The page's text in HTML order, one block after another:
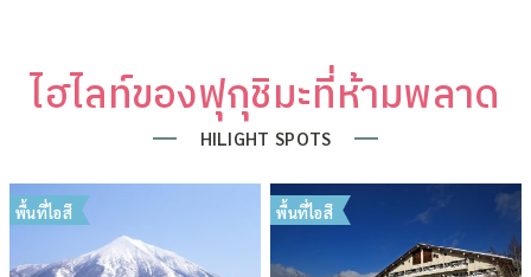
ไฮไลท์ของฟุกุชิมะที่ห้ามพลาด
HILIGHT SPOTS
พื้นที่ไอสึ พื้นที่ไอสึ